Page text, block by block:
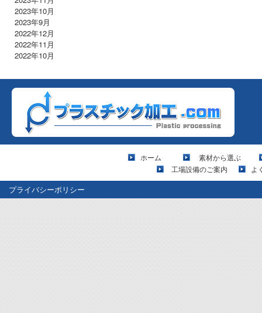
2023年10月
2023年9月
2022年12月
2022年11月
2022年10月
ホーム
素材から選ぶ
工場設備のご案内
よ
プライバシーポリシー